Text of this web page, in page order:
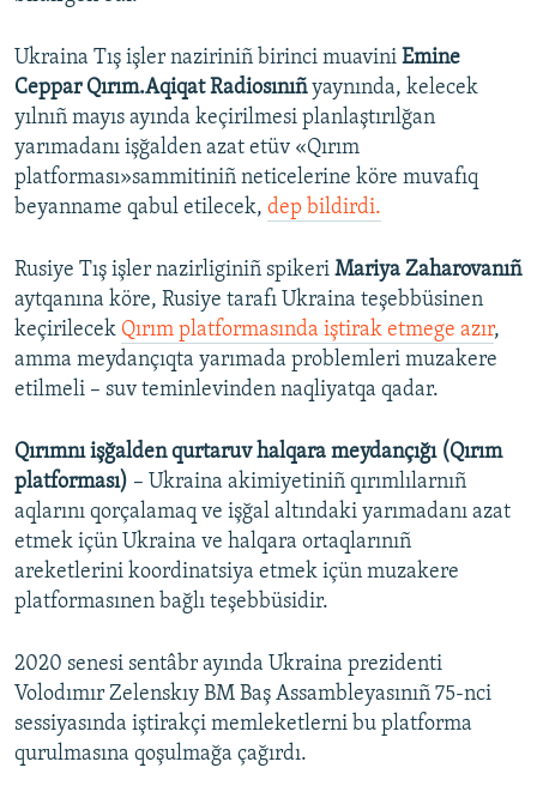
Ukraina Tış işler naziriniñ birinci muavini Emine
Ceppar Qırım.Aqiqat Radiosınıñyaynında, kelecek
yılnıñ mayıs ayında keçirilmesi planlaştırılğan
yarımadanı işğalden azat etüv «Qırım
platforması»sammitiniñ neticelerine köre muvafıq
beyanname qabul etilecek, dep bildirdi.
Rusiye Tış işler nazirliginiñ spikeri Mariya Zaharovanıñ
aytqanına köre, Rusiye tarafı Ukraina teşebbüsinen
keçirilecek Qırım platformasında iştirak etmege azır,
amma meydançıqta yarımada problemleri muzakere
etilmeli – suv teminlevinden naqliyatqa qadar.
Qırımnı işğalden qurtaruv halqara meydançığı (Qırım
platforması) – Ukraina akimiyetiniñ qırımlılarnıñ
aqlarını qorçalamaq ve işğal altındaki yarımadanı azat
etmek içün Ukraina ve halqara ortaqlarınıñ
areketlerini koordinatsiya etmek içün muzakere
platformasınen bağlı teşebbüsidir.
2020 senesi sentâbr ayında Ukraina prezidenti
Volodımır Zelenskıy BM Baş Assambleyasınıñ 75-nci
sessiyasında iştirakçi memleketlerni bu platforma
qurulmasına qoşulmağa çağırdı.